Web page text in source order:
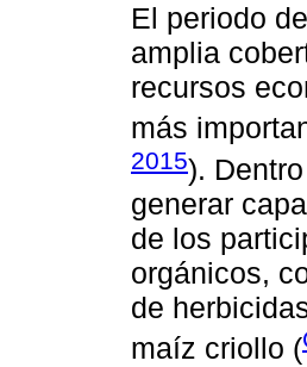
El periodo
amplia
recursos
más
2015).
generar
de los
orgánicos,
de
maíz criollo (